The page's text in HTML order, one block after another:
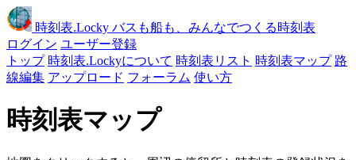
時刻表.Locky バスも船も、みんなでつくる時刻表
ログイン ユーザー登録
トップ 時刻表.Lockyについて 時刻表リスト 時刻表マップ 路
線編集 アップロード フォーラム 使い方
時刻表マップ